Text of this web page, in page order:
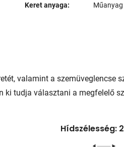
Keret anyaga:
Műanyag
valamint a szemüveglencse
ki tudja választani a megfelelő
Hídszélesség: